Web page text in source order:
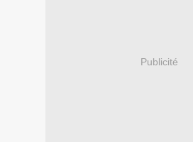
Publicité